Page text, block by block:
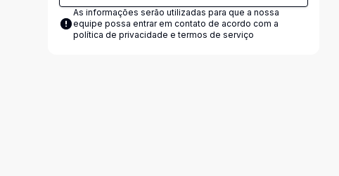
As informações serão utilizadas para que a nossa
equipe possa entrar em contato de acordo com a
política de privacidade e termos de serviço